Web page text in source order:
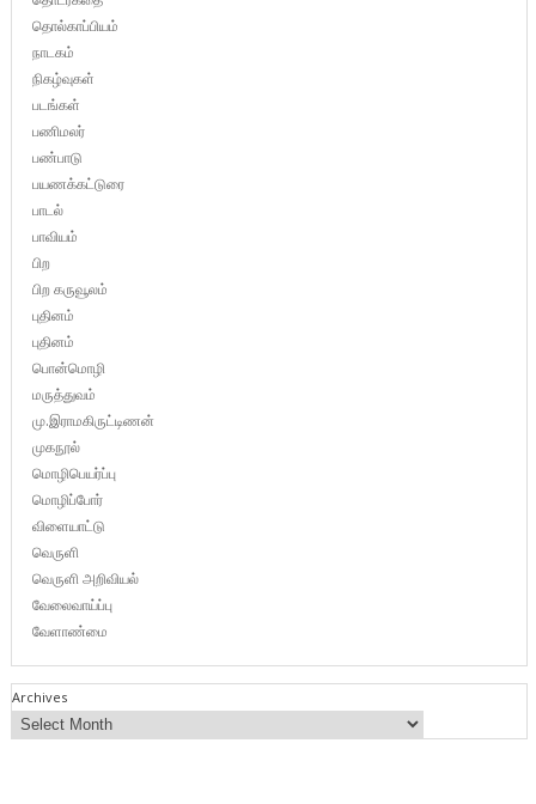
தொல்காப்பியம்
நாடகம்
நிகழ்வுகள்
படங்கள்
பணிமலர்
பண்பாடு
பயணக்கட்டுரை
பாடல்
பாவியம்
பிற
பிற கருவூலம்
புதினம்
புதினம்
பொன்மொழி
மருத்துவம்
மு.இராமகிருட்டிணன்
முகநூல்
மொழிபெயர்ப்பு
மொழிப்போர்
விளையாட்டு
வெருளி
வெருளி அறிவியல்
வேலைவாய்ப்பு
வேளாண்மை
Archives